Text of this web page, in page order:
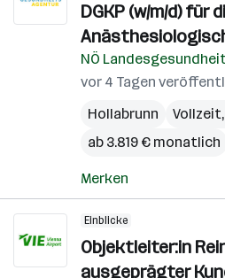
DGKP (w/m/d) für
NÖ
vor 4 Tagen
Hollabrunn
ab 3.819 € monatlich
Merken
Einblicke
Objektleiter:in
ausgeprägter